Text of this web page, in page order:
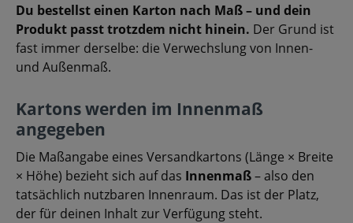
Du bestellst einen Karton nach Maß – und dein
Produkt passt trotzdem nicht hinein. Der Grund ist
fast immer derselbe: die Verwechslung von Innen-
und Außenmaß.
Kartons werden im Innenmaß
angegeben
Die Maßangabe eines Versandkartons (Länge × Breite
× Höhe) bezieht sich auf das Innenmaß– also den
tatsächlich nutzbaren Innenraum. Das ist der Platz,
der für deinen Inhalt zur Verfügung steht.